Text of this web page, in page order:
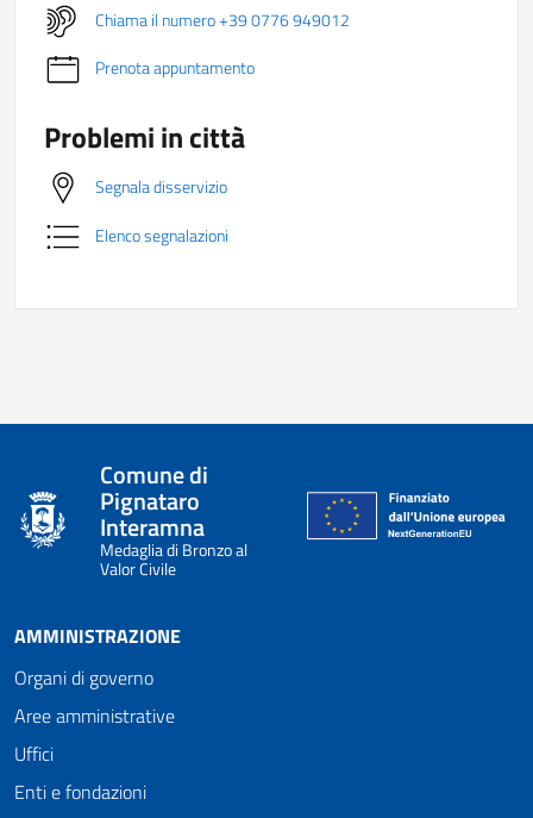
Chiama il numero +39 0776 949012
Prenota appuntamento
Problemi in città
Segnala disservizio
Elenco segnalazioni
Comune di
Pignataro
Interamna
Medaglia di Bronzo al
Valor Civile
AMMINISTRAZIONE
Organi di governo
Aree amministrative
Uffici
Enti e fondazioni